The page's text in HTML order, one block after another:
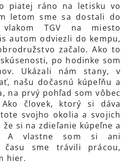
piatej ráno na letisku vo
letom sme sa dostali do
TGV na miesto
autom odviezli do kempu,
začalo. Ako to
po hodinke som
Ukázali nám stany, v
našu dočasnú kúpeľňu a
na prvý pohľad som vôbec
človek, ktorý si dáva
svojho okolia a svojich
si na zdieľanie kúpeľne a
A vlastne som si ani
času sme trávili prácou,
hier.